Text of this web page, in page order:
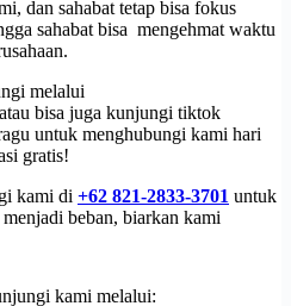
dan sahabat tetap bisa fokus
sahabat bisa mengehmat waktu
melalui
atau bisa juga kunjungi tiktok
untuk menghubungi kami hari
gratis!
kami di +62 821-2833-3701 untuk
beban, biarkan kami
kami melalui: